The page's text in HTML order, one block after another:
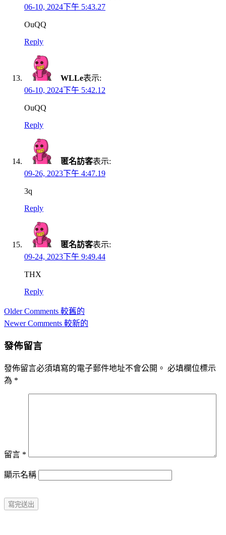
06-10, 2024下午 5:43.27
OuQQ
Reply
WLLe表示:
06-10, 2024下午 5:42.12
OuQQ
Reply
匿名訪客表示:
09-26, 2023下午 4:47.19
3q
Reply
匿名訪客表示:
09-24, 2023下午 9:49.44
THX
Reply
Comment
navigation
Older Comments 較舊的
Newer Comments 較新的
發佈留言
發佈留言必須填寫的電子郵件地址不會公開。 必填欄位標示
為 *
留言 *
顯示名稱